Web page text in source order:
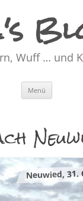
Wuff … und
Menü
Neuwied, 31.